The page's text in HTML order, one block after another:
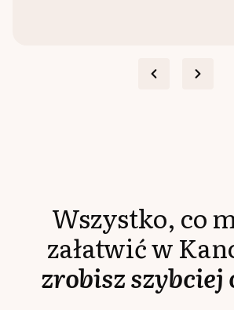
Wszystko, co
załatwić w
zrobisz